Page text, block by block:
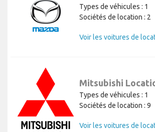
Types de véhicules : 1
Sociétés de location : 2
Voir les voitures de
Mitsubishi
Types de véhicules : 1
Sociétés de location : 9
Voir les voitures de